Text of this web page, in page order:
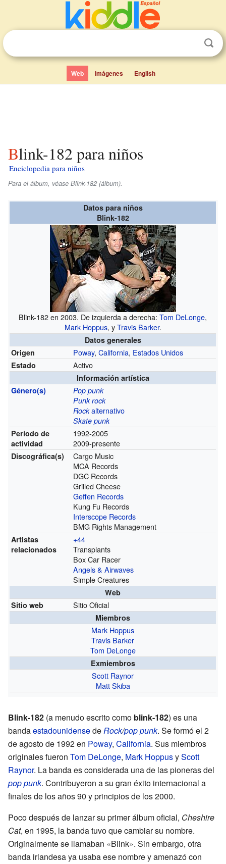
Web Imágenes English
Blink-182 para niños
Enciclopedia para niños
Para el álbum, véase Blink-182 (álbum).
Datos para niños
Blink-182
Blink-182 en 2003. De izquierda a derecha:Tom DeLonge,
Mark Hoppus, yTravis Barker.
Datos generales
Origen
Poway,California, Estados Unidos
Estado Activo
Información artística
Género(s)
Pop punk
Punk rock
Rockalternativo
Skate punk
Período de
actividad
1992-2005
2009-presente
Discográfica(s)
Cargo Music
MCA Records
DGC Records
Grilled Cheese
Geffen Records
Kung Fu Records
Interscope Records
BMG Rights Management
Artistas
relacionados
+44
Transplants
Box Car Racer
Angels & Airwaves
Simple Creatures
Web
Sitio web
Sitio Oficial
Miembros
Mark Hoppus
Travis Barker
Tom DeLonge
Exmiembros
Scott Raynor
Matt Skiba
Blink-182 (a menudo escrito como blink-182) es una
bandaestadounidensedeRock/pop punk. Se formó el 2
de agosto de 1992 en Poway, California. Sus miembros
originales fueron Tom DeLonge, Mark HoppusyScott
Raynor. La banda es considerada una de las pioneras del
pop punk. Contribuyeron a su gran éxito internacional a
finales de los años 90 y principios de los 2000.
Poco después de lanzar su primer álbum oficial, Cheshire
Cat, en 1995, la banda tuvo que cambiar su nombre.
Originalmente se llamaban «Blink». Sin embargo, otra
banda irlandesa ya usaba ese nombre y amenazó con